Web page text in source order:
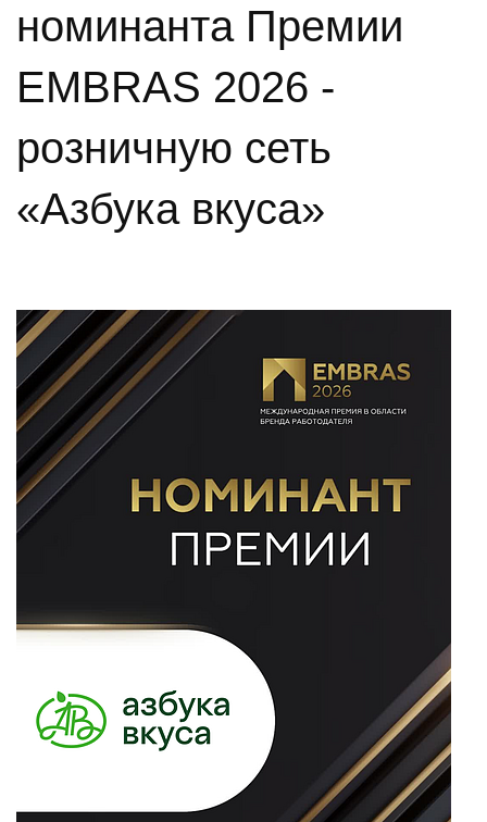
номинанта Премии
EMBRAS 2026 -
розничную сеть
«Азбука вкуса»